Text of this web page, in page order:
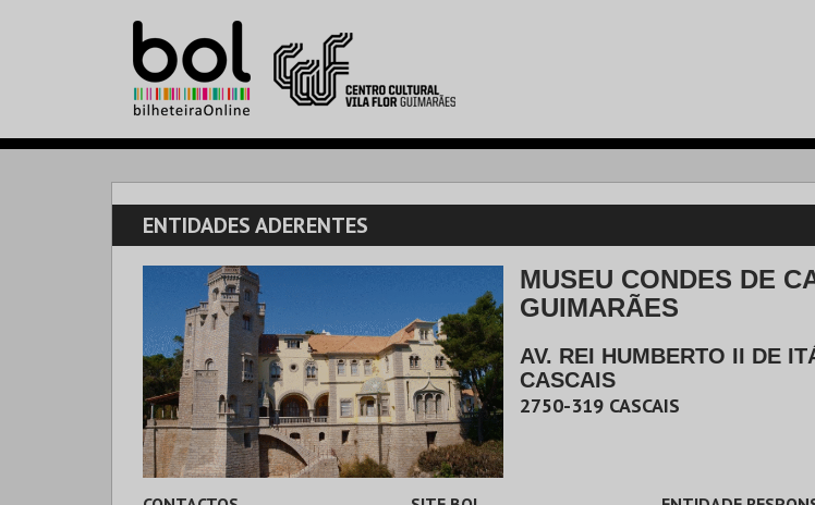
ENTIDADES ADERENTES
MUSEU CONDES DE
GUIMARÃES
AV. REI HUMBERTO II DE
CASCAIS
2750-319 CASCAIS